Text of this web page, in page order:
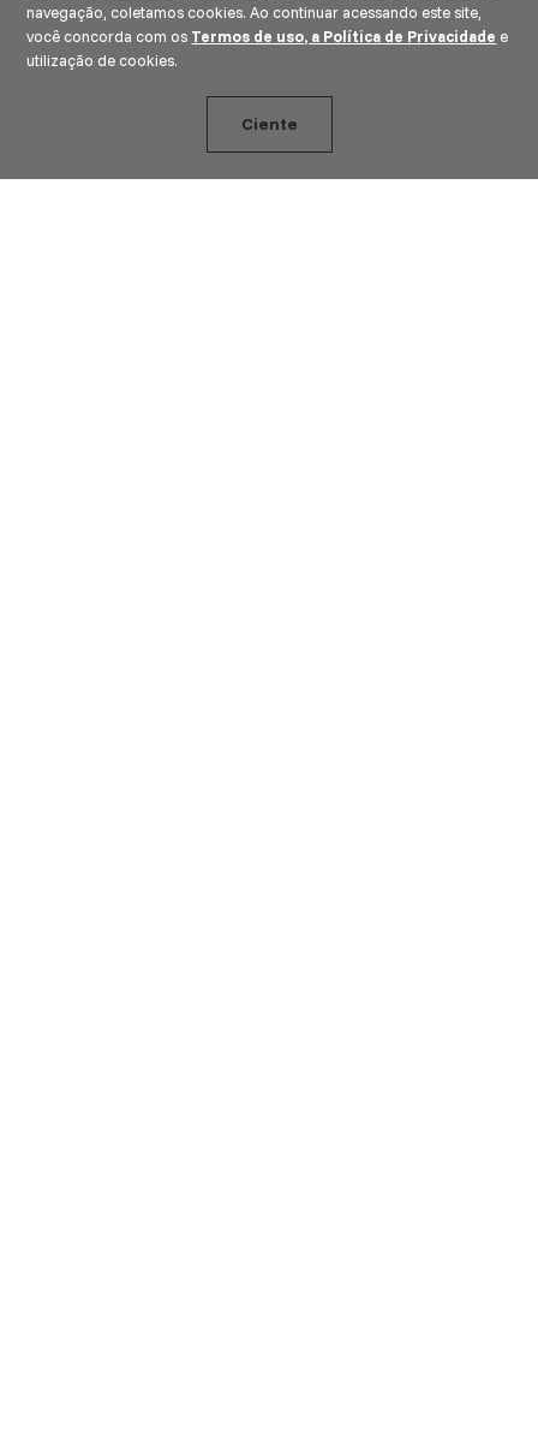
navegação, coletamos cookies. Ao continuar acessando este site,
você concorda com os Termos de uso, a Política de Privacidade e
utilização de cookies.
Ciente